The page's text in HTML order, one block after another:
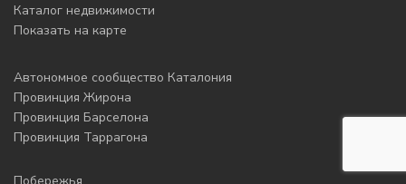
Каталог недвижимости
Показать на карте
Автономное сообщество Каталония
Провинция Жирона
Провинция Барселона
Провинция Таррагона